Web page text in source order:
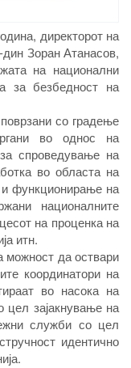
директорот на
дин Зоран Атанасов,
на национални
за безбедност на
со градење
во однос на
спроведување на
во областа на
и функционирање на
националните
на проценка на
итн.
можност да оствари
координатори на
во насока на
цел зајакнување на
служби со цел
идентично